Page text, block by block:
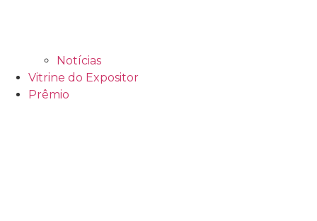
Notícias
Vitrine do Expositor
Prêmio